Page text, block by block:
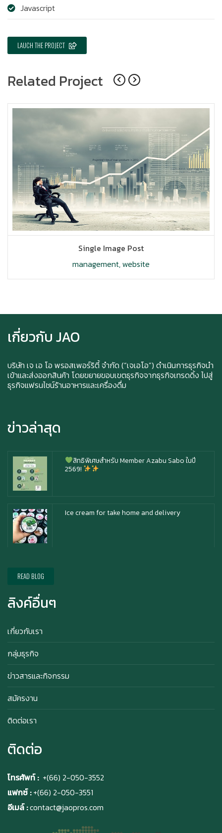
Javascript
LAUCH THE PROJECT
Related Project
Single Image Post
management,website
เกี่ยวกับ JAO
บริษัท เจ เอ โอ พรอสเพอร์ริตี้ จำกัด (“เจเอโอ”) ดำเนินการธุรกิจนำ
เข้าและส่งออกสินค้า โดยขยายขอบเขตธุรกิจจากธุรกิจเทรดดิ้ง ไปสู่
ธุรกิจแฟรนไชน์ร้านอาหารและเครื่องดื่ม
ข่าวล่าสุด
สิทธิพิเศษสำหรับ Member Azabu Sabo ในปี
2569!
Ice cream for take home and delivery
2569!
READ BLOG
ลิงค์อื่นๆ
เกี่ยวกับเรา
กลุ่มธุรกิจ
ข่าวสารและกิจกรรม
สมัครงาน
ติดต่อเรา
ติดต่อ
โทรศัพท์ : +(66) 2-050-3552
แฟกซ์ :+(66) 2-050-3551
อีเมล์ :contact@jaopros.com